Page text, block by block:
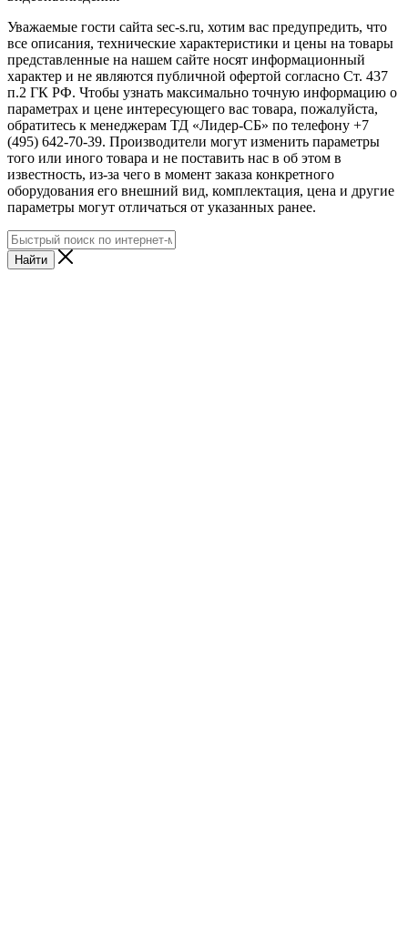
Уважаемые гости сайта sec-s.ru, хотим вас предупредить, что
все описания, технические характеристики и цены на товары
представленные на нашем сайте носят информационный
характер и не являются публичной офертой согласно Ст. 437
п.2 ГК РФ. Чтобы узнать максимально точную информацию о
параметрах и цене интересующего вас товара, пожалуйста,
обратитесь к менеджерам ТД «Лидер-СБ» по телефону +7
(495) 642-70-39. Производители могут изменить параметры
того или иного товара и не поставить нас в об этом в
известность, из-за чего в момент заказа конкретного
оборудования его внешний вид, комплектация, цена и другие
параметры могут отличаться от указанных ранее.
Найти